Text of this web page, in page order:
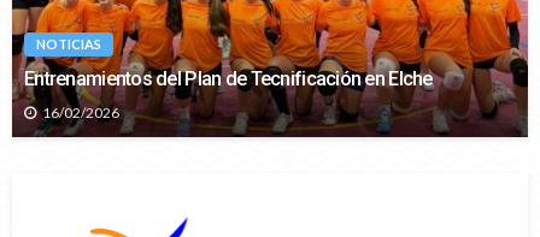
NOTICIAS
Entrenamientos del Plan de Tecnificación en Elche
16/02/2026